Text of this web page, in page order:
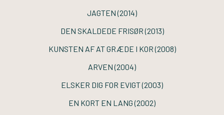
JAGTEN(2014)
DEN SKALDEDE FRISØR(2013)
KUNSTEN AF AT GRÆDE I KOR(2008)
ARVEN(2004)
ELSKER DIG FOR EVIGT(2003)
EN KORT EN LANG(2002)